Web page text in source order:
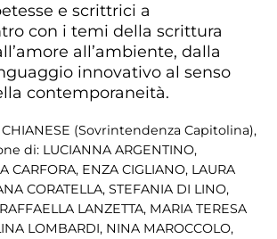
e scrittrici a
con i temi della scrittura
all’ambiente, dalla
innovativo al senso
contemporaneità.
CHIANESE (Sovrintendenza Capitolina),
di: LUCIANNA ARGENTINO,
CARFORA, ENZA CIGLIANO, LAURA
CORATELLA, STEFANIA DI LINO,
LANZETTA, MARIA TERESA
LOMBARDI, NINA MAROCCOLO,